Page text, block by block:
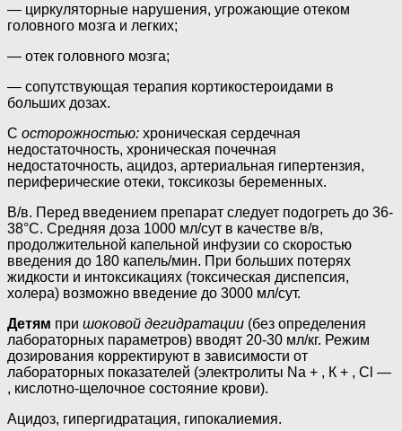
— циркуляторные нарушения, угрожающие отеком
головного мозга и легких;
— отек головного мозга;
— сопутствующая терапия кортикостероидами в
больших дозах.
С осторожностью: хроническая сердечная
недостаточность, хроническая почечная
недостаточность, ацидоз, артериальная гипертензия,
периферические отеки, токсикозы беременных.
В/в. Перед введением препарат следует подогреть до 36-
38°С. Средняя доза 1000 мл/сут в качестве в/в,
продолжительной капельной инфузии со скоростью
введения до 180 капель/мин. При больших потерях
жидкости и интоксикациях (токсическая диспепсия,
холера) возможно введение до 3000 мл/сут.
Детям при шоковой дегидратации (без определения
лабораторных параметров) вводят 20-30 мл/кг. Режим
дозирования корректируют в зависимости от
лабораторных показателей (электролиты Na + , К + , Сl —
, кислотно-щелочное состояние крови).
Ацидоз, гипергидратация, гипокалиемия.